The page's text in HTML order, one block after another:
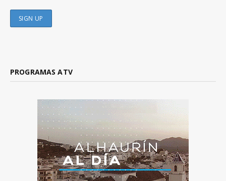
PROGRAMAS ATV